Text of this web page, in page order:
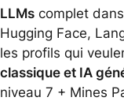
LLMs complet
Hugging Face,
les profils qui
classique et IA
niveau 7 + Mines